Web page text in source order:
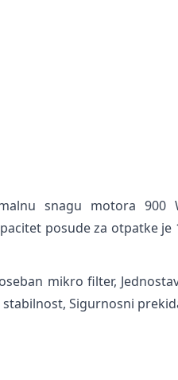
snagu motora
posude za otpatke
mikro filter,
Sigurnosni